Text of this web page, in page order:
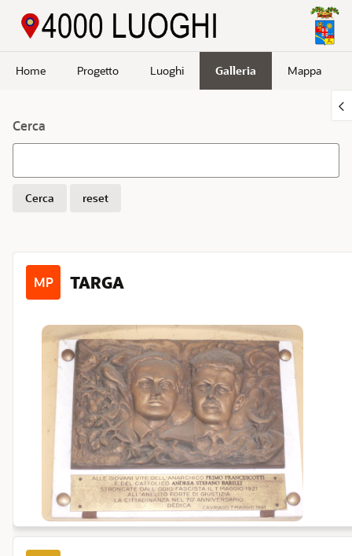
Home Progetto Luoghi Galleria Mappa
Cerca
Cerca reset
MP TARGA